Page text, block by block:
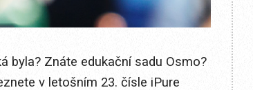
byla? Znáte edukační sadu Osmo?
v letošním 23. čísle iPure